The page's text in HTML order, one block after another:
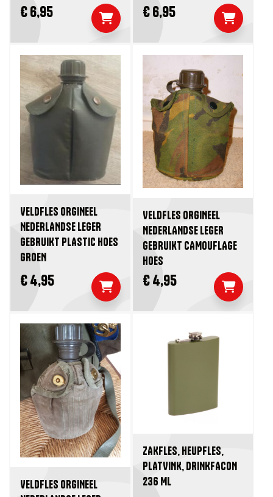
€ 6,95 € 6,95
VELDFLES ORGINEEL
NEDERLANDSE LEGER
GEBRUIKT PLASTIC HOES
GROEN
€ 4,95
VELDFLES ORGINEEL
NEDERLANDSE LEGER
GEBRUIKT CAMOUFLAGE
HOES
€ 4,95
VELDFLES ORGINEEL
ZAKFLES, HEUPFLES,
PLATVINK, DRINKFACON
236 ML